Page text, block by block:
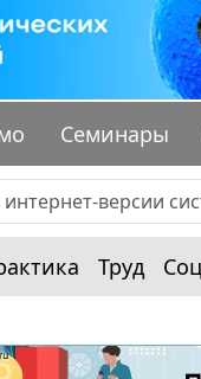
Семинары
Труд